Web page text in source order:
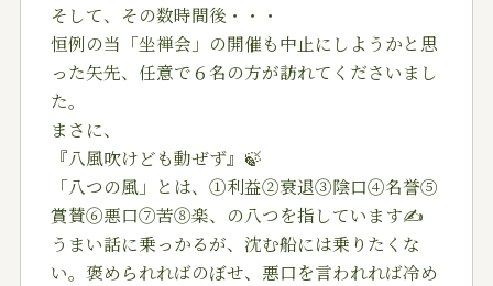
そして、その数時間後・・・
恒例の当「坐禅会」の開催も中止にしようかと思
った矢先、任意で６名の方が訪れてくださいまし
た。
まさに、
『八風吹けども動ぜず』🍃
「八つの風」とは、①利益②衰退③陰口④名誉⑤
賞賛⑥悪口⑦苦⑧楽、の八つを指しています✍️
うまい話に乗っかるが、沈む船には乗りたくな
い。褒められればのぼせ、悪口を言われれば冷め